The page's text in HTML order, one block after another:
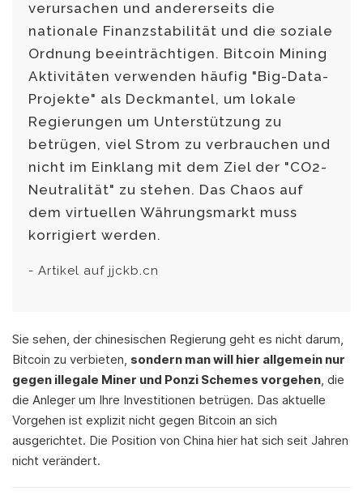
verursachen und andererseits die
nationale Finanzstabilität und die soziale
Ordnung beeinträchtigen. Bitcoin Mining
Aktivitäten verwenden häufig "Big-Data-
Projekte" als Deckmantel, um lokale
Regierungen um Unterstützung zu
betrügen, viel Strom zu verbrauchen und
nicht im Einklang mit dem Ziel der "CO2-
Neutralität" zu stehen. Das Chaos auf
dem virtuellen Währungsmarkt muss
korrigiert werden.
- Artikel auf jjckb.cn
Sie sehen, der chinesischen Regierung geht es nicht darum,
Bitcoin zu verbieten, sondern man will hier allgemein nur
gegen illegale Miner und Ponzi Schemes vorgehen, die
die Anleger um Ihre Investitionen betrügen. Das aktuelle
Vorgehen ist explizit nicht gegen Bitcoin an sich
ausgerichtet. Die Position von China hier hat sich seit Jahren
nicht verändert.